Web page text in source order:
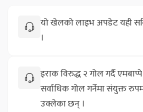
यो खेलको लाइभ अपडेट यही
।
इराक विरुद्ध २ गोल गर्दै
सर्वाधिक गोल गर्नेमा संयुक्त
उक्लेका छन् ।